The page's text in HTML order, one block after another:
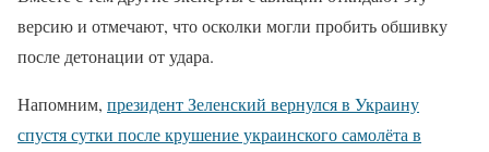
версию и отмечают, что осколки могли пробить обшивку
после детонации от удара.
Напомним, президент Зеленский вернулся в Украину
спустя сутки после крушение украинского самолёта в